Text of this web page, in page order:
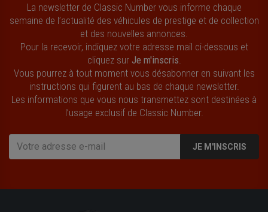
La newsletter de Classic Number vous informe chaque
semaine de l’actualité des véhicules de prestige et de collection
et des nouvelles annonces.
Pour la recevoir, indiquez votre adresse mail ci-dessous et
cliquez sur Je m'inscris
Vous pourrez à tout moment vous désabonner en suivant les
instructions qui figurent au bas de chaque newsletter.
Les informations que vous nous transmettez sont destinées à
l’usage exclusif de Classic Number.
JE M'INSCRIS